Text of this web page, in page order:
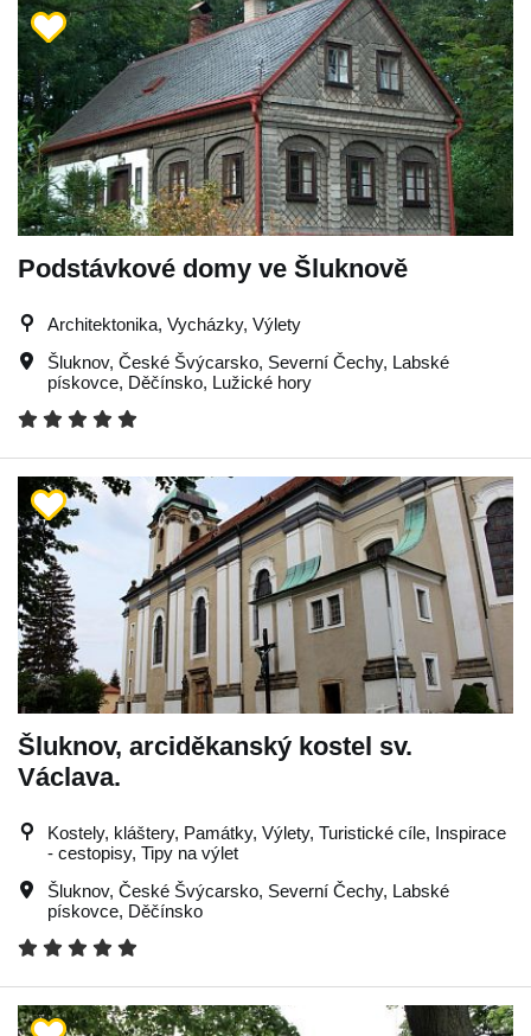
Podstávkové domy ve Šluknově
Architektonika, Vycházky, Výlety
Šluknov, České Švýcarsko, Severní Čechy, Labské
pískovce, Děčínsko, Lužické hory
Šluknov, arciděkanský kostel sv.
Václava.
Kostely, kláštery, Památky, Výlety, Turistické cíle, Inspirace
- cestopisy, Tipy na výlet
Šluknov, České Švýcarsko, Severní Čechy, Labské
pískovce, Děčínsko